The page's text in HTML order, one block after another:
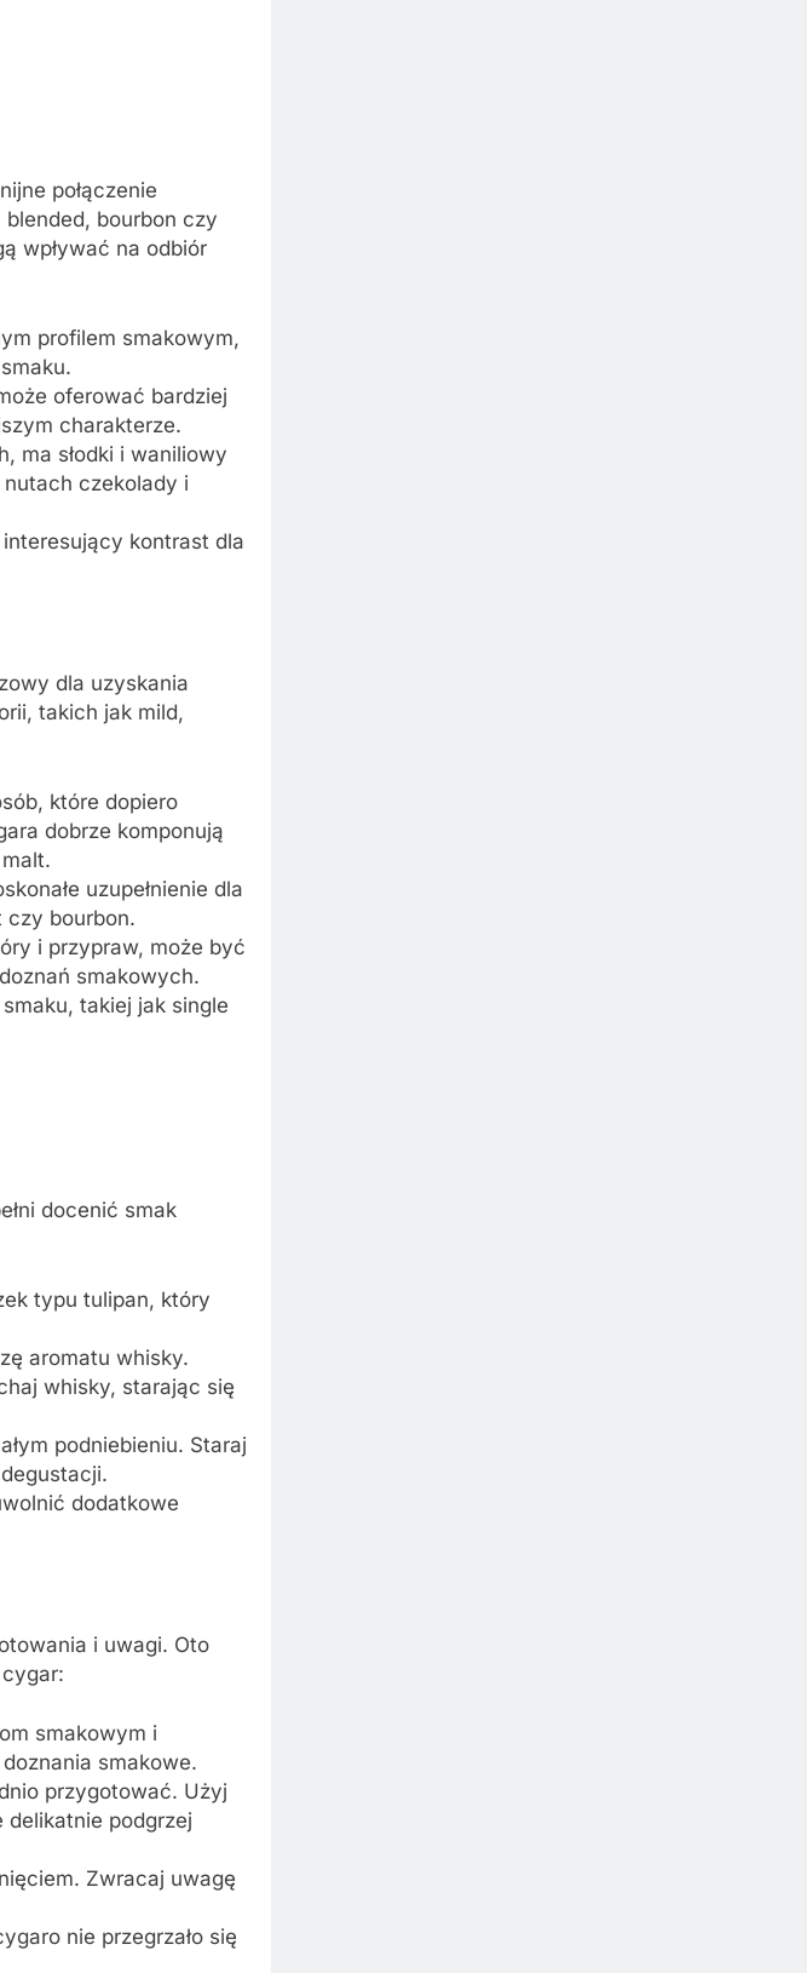
połączenie
bourbon czy
wpływać na odbiór
profilem smakowym,
oferować bardziej
charakterze.
ma słodki i waniliowy
czekolady i
kontrast dla
dla uzyskania
takich jak mild,
które dopiero
dobrze komponują
uzupełnienie dla
czy bourbon.
i przypraw, może być
smakowych.
takiej jak single
docenić smak
typu tulipan, który
aromatu whisky.
whisky, starając się
podniebieniu. Staraj
dodatkowe
i uwagi. Oto
smakowym i
smakowe.
przygotować. Użyj
podgrzej
Zwracaj uwagę
nie przegrzało się